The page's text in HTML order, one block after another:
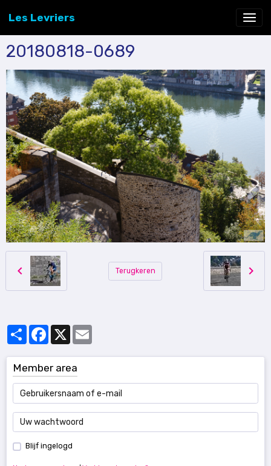
Les Levriers
20180818-0689
Terugkeren
PartagerFacebook
Member area
Blijf ingelogd